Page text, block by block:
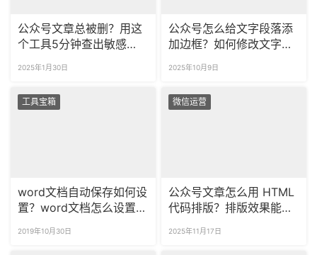
公众号文章总被删？用这
个工具5分钟查出敏感
2025年1月30日
公众号怎么给文字段落添
加边框？如何修改文字边
2025年10月9日
工具宝箱
word文档自动保存如何设
置？word文档怎么设置定
2019年10月30日
微信运营
公众号文章怎么用 HTML
代码排版？排版效果能预
2025年11月17日